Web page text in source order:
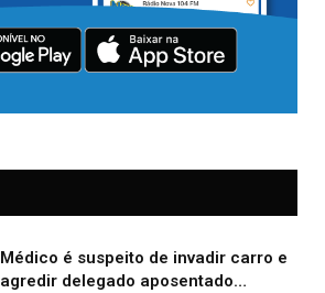
Médico é suspeito de invadir carro e
agredir delegado aposentado